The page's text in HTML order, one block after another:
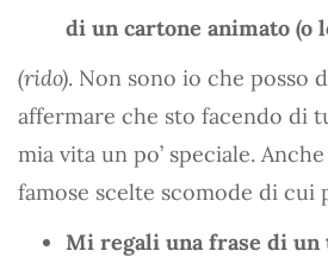
di un cartone animato (o
(rido). Non sono io che posso
affermare che sto facendo di
mia vita un po’ speciale.
famose scelte scomode di cui
Mi regali una frase di un